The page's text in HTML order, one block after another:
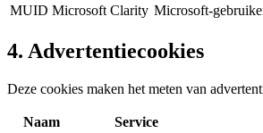
MUID Microsoft Clarity Microsoft-
4. Advertentiecookies
Deze cookies maken het meten van
Naam Service